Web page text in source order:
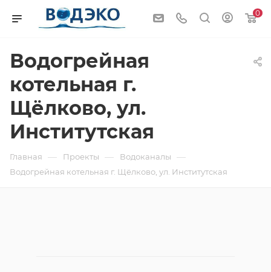
0
Водогрейная
котельная г.
Щёлково, ул.
Институтская
Главная — Проекты — Водоканалы —
Водогрейная котельная г. Щёлково, ул. Институтская